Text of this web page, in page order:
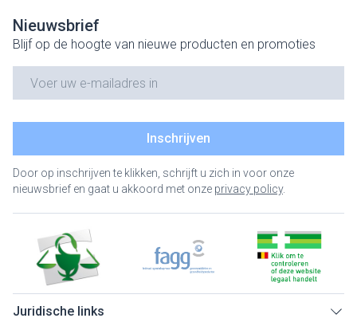
Nieuwsbrief
Blijf op de hoogte van nieuwe producten en promoties
Inschrijven
Door op inschrijven te klikken, schrijft u zich in voor onze
nieuwsbrief en gaat u akkoord met onze privacy policy.
Juridische links